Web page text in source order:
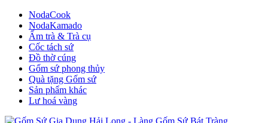
NodaCook
NodaKamado
Ấm trà & Trà cụ
Cốc tách sứ
Đồ thờ cúng
Gốm sứ phong thủy
Quà tặng Gốm sứ
Sản phẩm khác
Lư hoá vàng